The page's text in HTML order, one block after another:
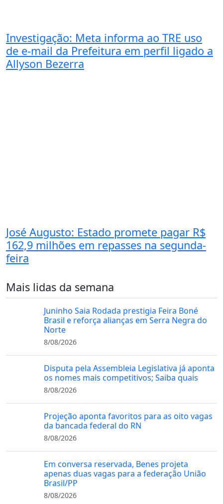
Investigação: Meta informa ao TRE uso
de e-mail da Prefeitura em perfil ligado a
Allyson Bezerra
José Augusto: Estado promete pagar R$
162,9 milhões em repasses na segunda-
feira
Mais lidas da semana
Juninho Saia Rodada prestigia Feira Boné
Brasil e reforça alianças em Serra Negra do
Norte
8/08/2026
Disputa pela Assembleia Legislativa já aponta
os nomes mais competitivos; Saiba quais
8/08/2026
Projeção aponta favoritos para as oito vagas
da bancada federal do RN
8/08/2026
Em conversa reservada, Benes projeta
apenas duas vagas para a federação União
Brasil/PP
8/08/2026